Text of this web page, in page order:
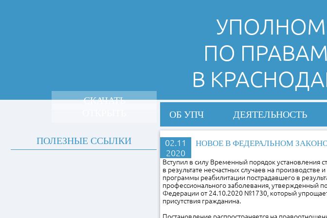
ПО
В
ОБ УПЧ ДЕЯТЕЛЬНОСТЬ
02.11
2020
НОВОЕ В ФЕДЕРАЛЬНОМ
Вступил в силу Временный порядок установления
в результате несчастных случаев на
программы реабилитации пострадавшего в
профессионального заболевания, утвержденный
Федерации от 24.10.2020 №1730, который
присутствия гражданина.
СКАЧАТЬ
ПОЛЕЗНЫЕ ССЫЛКИ